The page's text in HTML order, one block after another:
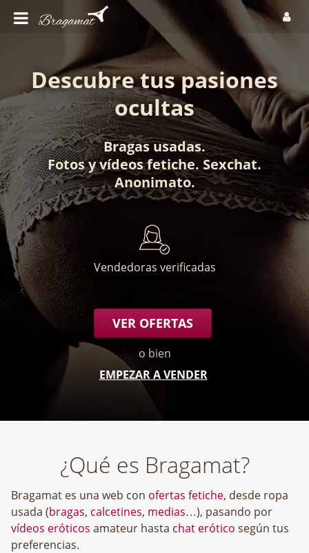
Descubre tus pasiones
ocultas
Bragas usadas.
Fotosyvídeos fetiche. Sexchat.
Anonimato.
Vendedoras verificadas
VER OFERTAS
o bien
EMPEZAR A VENDER
¿Qué es Bragamat?
Bragamat es una web con ofertas fetiche, desde ropa
usada (bragas, calcetines, medias…), pasando por
vídeos eróticos amateur hasta chat erótico según tus
preferencias.